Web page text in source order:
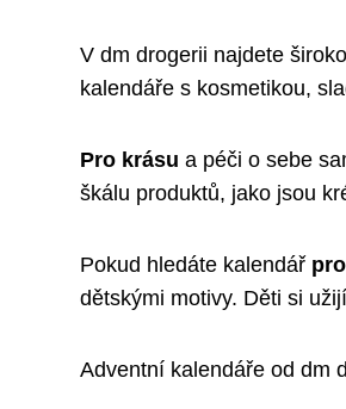
V dm drogerii najdete
kalendáře s kosmetikou,
Pro krásu a péči o sebe
škálu produktů, jako jsou
Pokud hledáte kalendář
dětskými motivy. Děti si
Adventní kalendáře od dm